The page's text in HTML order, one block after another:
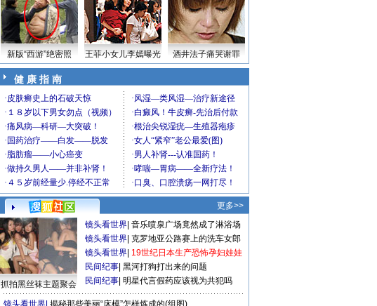
新版“西游”绝密照 王菲小女儿李嫣曝光 酒井法子痛哭谢罪
健 康 指 南
更多>>
抓拍黑丝袜主题聚会
镜头看世界 音乐喷泉广场竟然成了淋浴场
镜头看世界 克罗地亚公路赛上的洗车女郎
镜头看世界 19世纪日本生产恐怖孕妇娃娃
民间纪事 黑河打狗打出来的问题
民间纪事 明星代言假药应该视为共犯吗
镜头看世界 揭秘那些美丽“床模”怎样炼成的(组图)